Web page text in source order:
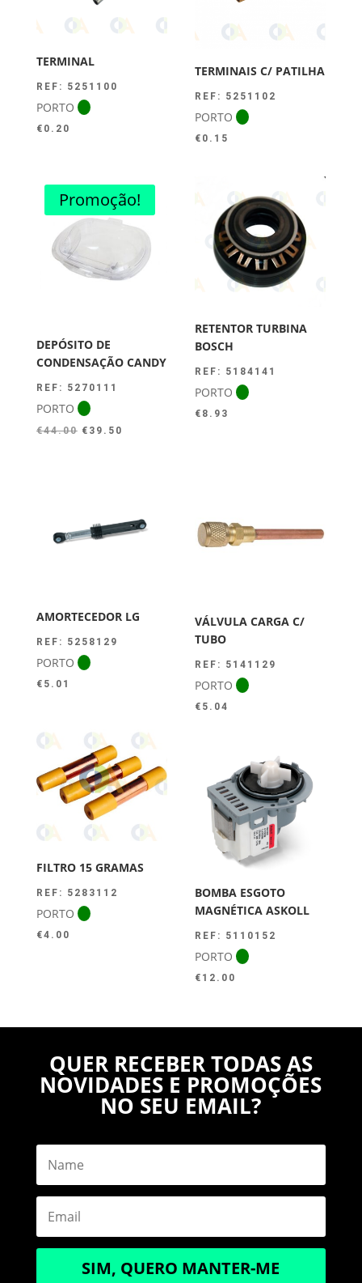
TERMINAL
REF: 5251100
PORTO
€ 0.20
TERMINAIS C/ PATILHA
REF: 5251102
PORTO
€ 0.15
Promoção!
DEPÓSITO DE
CONDENSAÇÃO CANDY
REF: 5270111
PORTO
€44.00 O
€ 39.50
RETENTOR TURBINA
BOSCH
REF: 5184141
PORTO
€ 8.93
AMORTECEDOR LG
REF: 5258129
PORTO
€ 5.01
VÁLVULA CARGA C/
TUBO
REF: 5141129
PORTO
€ 5.04
FILTRO 15 GRAMAS
REF: 5283112
PORTO
€4.00
BOMBA ESGOTO
MAGNÉTICA ASKOLL
REF: 5110152
PORTO
€ 12.00
QUER RECEBER TODAS AS
NOVIDADES E PROMOÇÕES
NO SEU EMAIL?
SIM, QUERO MANTER-ME